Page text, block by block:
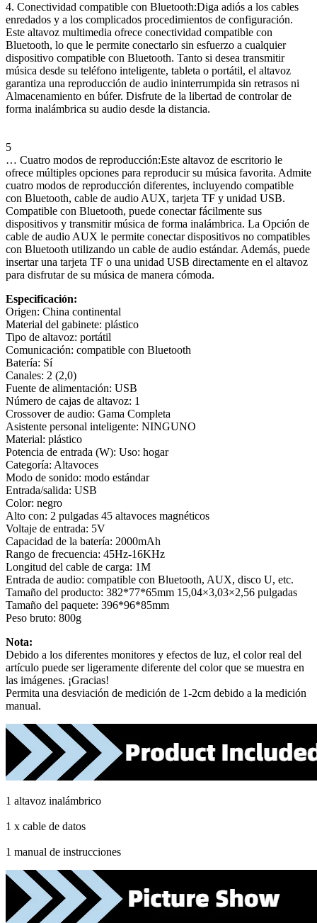
4. Conectividad compatible con Bluetooth:Diga adiós a los cables
enredados y a los complicados procedimientos de configuración.
Este altavoz multimedia ofrece conectividad compatible con
Bluetooth, lo que le permite conectarlo sin esfuerzo a cualquier
dispositivo compatible con Bluetooth. Tanto si desea transmitir
música desde su teléfono inteligente, tableta o portátil, el altavoz
garantiza una reproducción de audio ininterrumpida sin retrasos ni
Almacenamiento en búfer. Disfrute de la libertad de controlar de
forma inalámbrica su audio desde la distancia.
5
… Cuatro modos de reproducción:Este altavoz de escritorio le
ofrece múltiples opciones para reproducir su música favorita. Admite
cuatro modos de reproducción diferentes, incluyendo compatible
con Bluetooth, cable de audio AUX, tarjeta TF y unidad USB.
Compatible con Bluetooth, puede conectar fácilmente sus
dispositivos y transmitir música de forma inalámbrica. La Opción de
cable de audio AUX le permite conectar dispositivos no compatibles
con Bluetooth utilizando un cable de audio estándar. Además, puede
insertar una tarjeta TF o una unidad USB directamente en el altavoz
para disfrutar de su música de manera cómoda.
Especificación:
Origen: China continental
Material del gabinete: plástico
Tipo de altavoz: portátil
Comunicación: compatible con Bluetooth
Batería: Sí
Canales: 2 (2,0)
Fuente de alimentación: USB
Número de cajas de altavoz: 1
Crossover de audio: Gama Completa
Asistente personal inteligente: NINGUNO
Material: plástico
Potencia de entrada (W): Uso: hogar
Categoría: Altavoces
Modo de sonido: modo estándar
Entrada/salida: USB
Color: negro
Alto con: 2 pulgadas 45 altavoces magnéticos
Voltaje de entrada: 5V
Capacidad de la batería: 2000mAh
Rango de frecuencia: 45Hz-16KHz
Longitud del cable de carga: 1M
Entrada de audio: compatible con Bluetooth, AUX, disco U, etc.
Tamaño del producto: 382*77*65mm 15,04×3,03×2,56 pulgadas
Tamaño del paquete: 396*96*85mm
Peso bruto: 800g
Nota:
Debido a los diferentes monitores y efectos de luz, el color real del
artículo puede ser ligeramente diferente del color que se muestra en
las imágenes. ¡Gracias!
Permita una desviación de medición de 1-2cm debido a la medición
manual.
1 altavoz inalámbrico
1 x cable de datos
1 manual de instrucciones